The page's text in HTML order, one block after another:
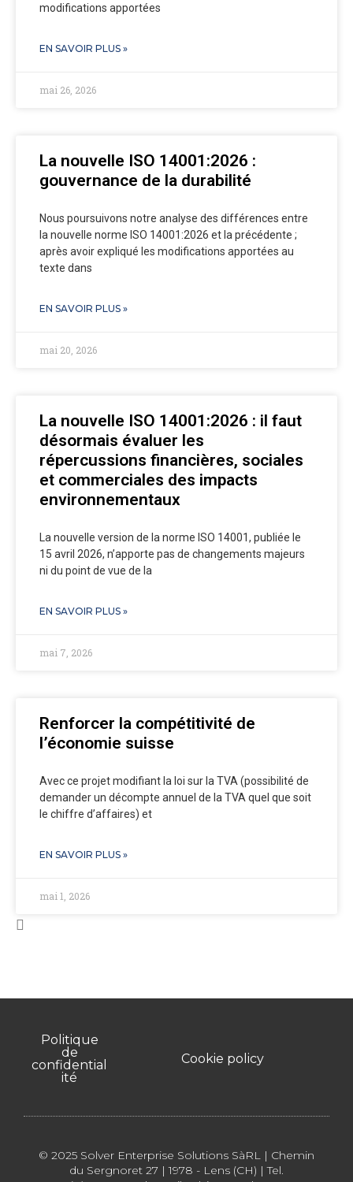
modifications apportées
EN SAVOIR PLUS »
mai 26, 2026
La nouvelle ISO 14001:2026 :
gouvernance de la durabilité
Nous poursuivons notre analyse des différences entre
la nouvelle norme ISO 14001:2026 et la précédente ;
après avoir expliqué les modifications apportées au
texte dans
EN SAVOIR PLUS »
mai 20, 2026
La nouvelle ISO 14001:2026 : il faut
désormais évaluer les
répercussions financières, sociales
et commerciales des impacts
environnementaux
La nouvelle version de la norme ISO 14001, publiée le
15 avril 2026, n’apporte pas de changements majeurs
ni du point de vue de la
EN SAVOIR PLUS »
mai 7, 2026
Renforcer la compétitivité de
l’économie suisse
Avec ce projet modifiant la loi sur la TVA (possibilité de
demander un décompte annuel de la TVA quel que soit
le chiffre d’affaires) et
EN SAVOIR PLUS »
mai 1, 2026
Politique
de
confidential
ité
Cookie policy
© 2025 Solver Enterprise Solutions SàRL | Chemin
du Sergnoret 27 | 1978 - Lens (CH) | Tel.